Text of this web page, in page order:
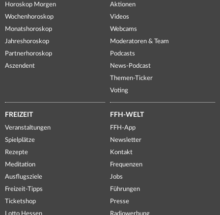
Horoskop Morgen
Wochenhoroskop
Monatshoroskop
Jahreshoroskop
Partnerhoroskop
Aszendent
Aktionen
Videos
Webcams
Moderatoren & Team
Podcasts
News-Podcast
Themen-Ticker
Voting
FREIZEIT
Veranstaltungen
Spielplätze
Rezepte
Meditation
Ausflugsziele
Freizeit-Tipps
Ticketshop
Lotto Hessen
FFH-WELT
FFH-App
Newsletter
Kontakt
Frequenzen
Jobs
Führungen
Presse
Radiowerbung